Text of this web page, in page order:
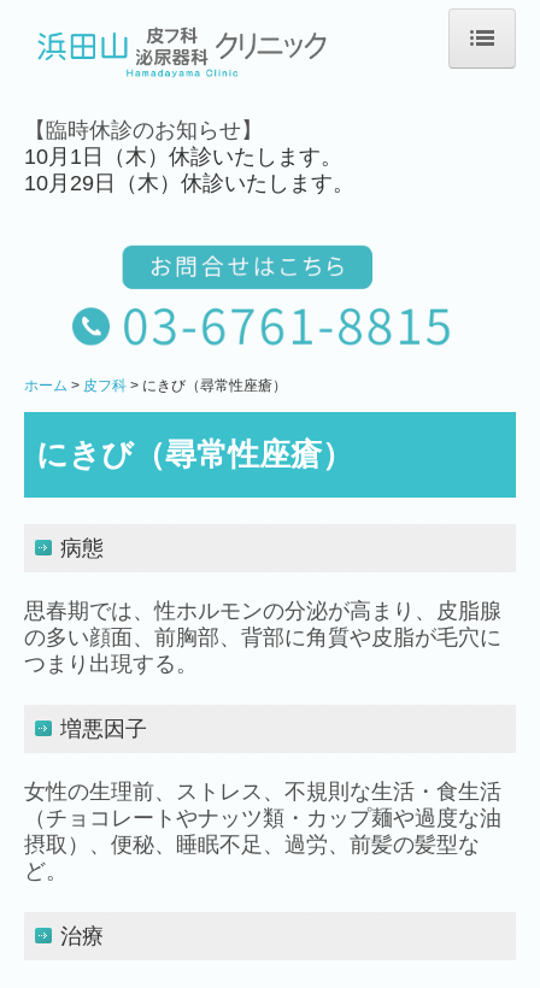
クリニック案内
院内紹介
皮フ科
手湿疹
にきび（尋常性座瘡）
泌尿器科
膀胱炎
尿道炎
前立腺癌
その他診療
【臨時休診のお知らせ】
10月1日（木）休診いたします。
10月29日（木）休診いたします。
ホーム 皮フ科 にきび（尋常性座瘡）
にきび（尋常性座瘡）
病態
思春期では、性ホルモンの分泌が高まり、皮脂腺
の多い顔面、前胸部、背部に角質や皮脂が毛穴に
つまり出現する。
増悪因子
女性の生理前、ストレス、不規則な生活・食生活
（チョコレートやナッツ類・カップ麺や過度な油
摂取）、便秘、睡眠不足、過労、前髪の髪型な
ど。
治療